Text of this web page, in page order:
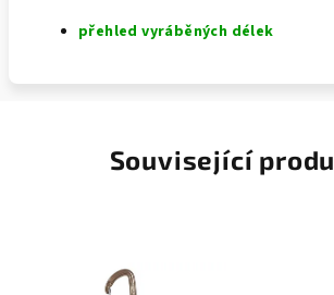
přehled vyráběných délek
Související